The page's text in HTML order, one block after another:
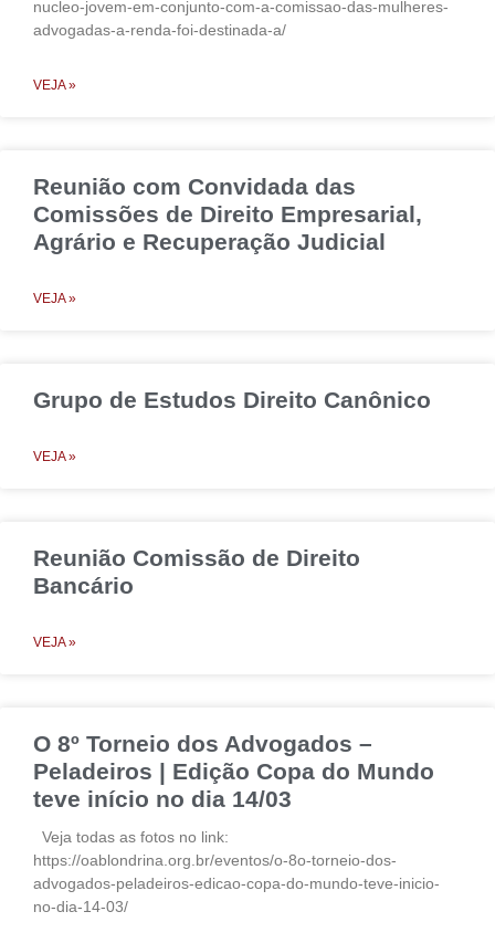
nucleo-jovem-em-conjunto-com-a-comissao-das-mulheres-
advogadas-a-renda-foi-destinada-a/
VEJA »
Reunião com Convidada das
Comissões de Direito Empresarial,
Agrário e Recuperação Judicial
VEJA »
Grupo de Estudos Direito Canônico
VEJA »
Reunião Comissão de Direito
Bancário
VEJA »
O 8º Torneio dos Advogados –
Peladeiros | Edição Copa do Mundo
teve início no dia 14/03
Veja todas as fotos no link:
https://oablondrina.org.br/eventos/o-8o-torneio-dos-
advogados-peladeiros-edicao-copa-do-mundo-teve-inicio-
no-dia-14-03/